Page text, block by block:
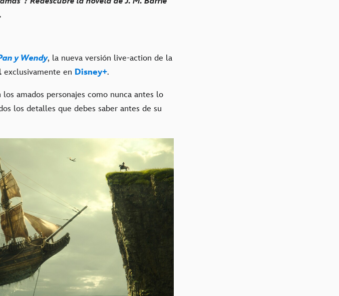
y Wendy, la nueva versión live-action de la
exclusivamente en Disney+.
amados personajes como nunca antes lo
los detalles que debes saber antes de su